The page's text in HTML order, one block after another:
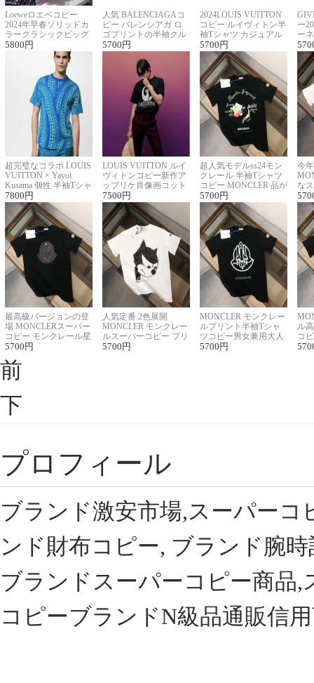
Loeweロエベコピー
2024年早春ソリッドカ
ラークラシックビッグ
ロゴ刺繍Tシャツ
5800 円
人気 BALENCIAGAコ
ピー バレンシアガ ロ
ゴプリントの半袖クル
ーネックTシャツ
5700 円
2024LOUIS VUITTON
コピー ルイヴィトン半
袖Tシャツ カジュアル
に馴染む 2色展開
5700 円
ー
ー
ー
超完璧なコラボ LOUIS
VUITTON × Yayoi
Kusama 個性 半袖Tシャ
ツコピー男女兼用
7800 円
LOUIS VUITTON ルイ
ヴィトンコピー新作ア
ップリケ肖像画コット
ンニット半袖Tシャツ
7500 円
超人気モデルss24モン
クレール 半袖Tシャツ
コピー MONCLER 品が
良く見た目
5700 円
今
な
ル
最高級バージョンの登
場 MONCLERスーパー
コピー モンクレール星
座半袖Tシャツ
5700 円
人気定番 2色展開
MONCLER モンクレー
ルスーパーコピー プリ
ント半袖Tシャツ
5700 円
MONCLER モンクレー
ルプリント半袖Tシャ
ツコピー男女兼用大人
可愛い春夏コーデ
5700 円
ル
コ
ィ
前
下
プロフィール
ブランド激安市場,スーパー
ンド財布コピー, ブランド腕
ブランドスーパーコピー商品
コピーブランドN級品通販信